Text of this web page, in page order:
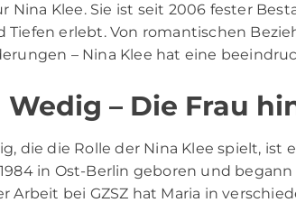
Nina Klee. Sie ist seit 2006 fester
Tiefen erlebt. Von romantischen
– Nina Klee hat eine
Wedig – Die Frau
, die die Rolle der Nina Klee spielt, ist
in Ost-Berlin geboren und
Arbeit bei GZSZ hat Maria in